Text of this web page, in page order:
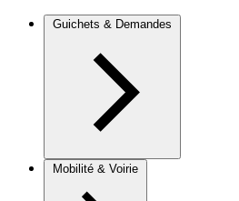
Guichets & Demandes
Mobilité & Voirie